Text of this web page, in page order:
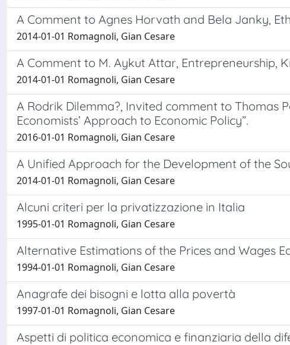
A Comment to Agnes Horvath and Bela Janky,
2014-01-01 Romagnoli, Gian Cesare
A Comment to M. Aykut Attar, Entrepreneurship,
2014-01-01 Romagnoli, Gian Cesare
A Rodrik Dilemma?, Invited comment to Thomas
Economists’ Approach to Economic Policy”.
2016-01-01 Romagnoli, Gian Cesare
A Unified Approach for the Development of the
2014-01-01 Romagnoli, Gian Cesare
Alcuni criteri per la privatizzazione in Italia
1995-01-01 Romagnoli, Gian Cesare
Alternative Estimations of the Prices and Wages
1994-01-01 Romagnoli, Gian Cesare
Anagrafe dei bisogni e lotta alla povertà
1997-01-01 Romagnoli, Gian Cesare
Aspetti di politica economica e finanziaria della